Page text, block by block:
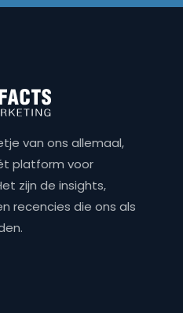
van ons allemaal,
platform voor
zijn de insights,
recencies die ons als